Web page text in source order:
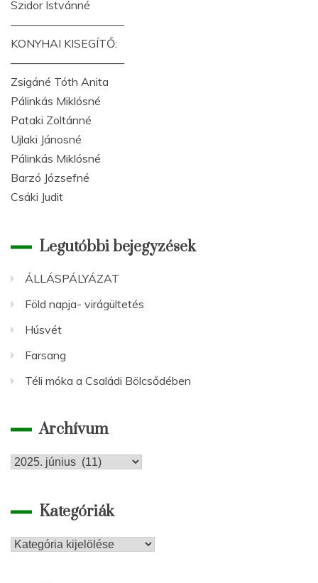
Szidor Istvánné
——————————
KONYHAI KISEGÍTŐ:
——————————
Zsigáné Tóth Anita
Pálinkás Miklósné
Pataki Zoltánné
Ujlaki Jánosné
Pálinkás Miklósné
Barzó Józsefné
Csáki Judit
Legutóbbi bejegyzések
ÁLLÁSPÁLYÁZAT
Föld napja- virágültetés
Húsvét
Farsang
Téli móka a Családi Bölcsődében
Archívum
Archívum
Kategóriák
Kategóriák